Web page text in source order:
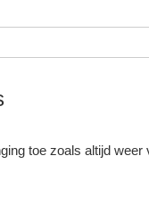
toe zoals altijd weer